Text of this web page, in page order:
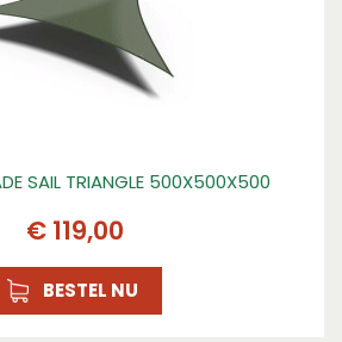
SAIL TRIANGLE 500X500X500
€ 119,00
BESTEL NU